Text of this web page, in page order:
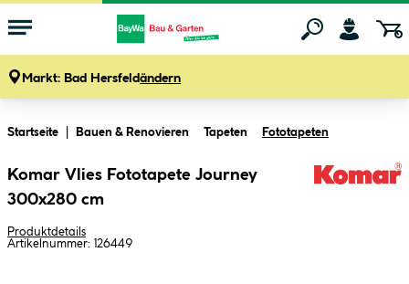
Markt: Bad Hersfeldändern
Startseite Bauen & Renovieren Tapeten Fototapeten
Komar Vlies Fototapete Journey
300x280 cm
Produktdetails
Artikelnummer: 126449